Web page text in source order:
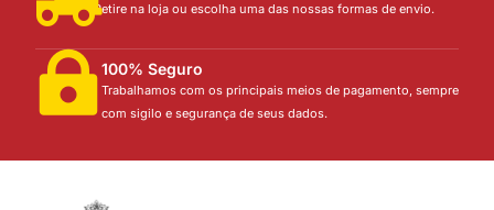
Retire na loja ou escolha uma das nossas formas de envio.
100% Seguro
Trabalhamos com os principais meios de pagamento, sempre
com sigilo e segurança de seus dados.